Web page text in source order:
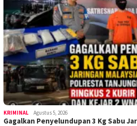
KRIMINAL Agustus 5, 2026
Gagalkan Penyelundupan 3 Kg Sabu